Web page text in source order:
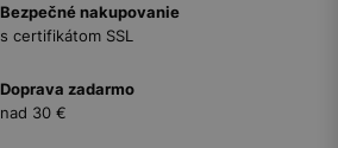
Bezpečné nakupovanie
s certifikátom SSL
Doprava zadarmo
nad 30 €